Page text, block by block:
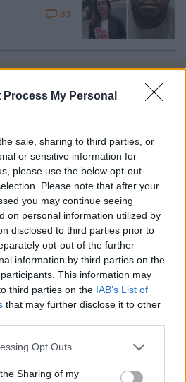
Process My Personal
sale, sharing to third parties, or
or sensitive information for
please use the below opt-out
Please note that after your
you may continue seeing
on personal information utilized by
disclosed to third parties prior to
opt-out of the further
information by third parties on the
This information may
third parties on the IAB’s List of
that may further disclose it to other
app uses one or more Google
usage behaviour. You may click to
Opt Outs
Sharing of my
83
Northern Heights Candy